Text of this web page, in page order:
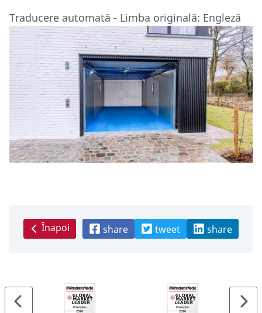
Traducere automată - Limba originală: Engleză
Înapoi share tweet share